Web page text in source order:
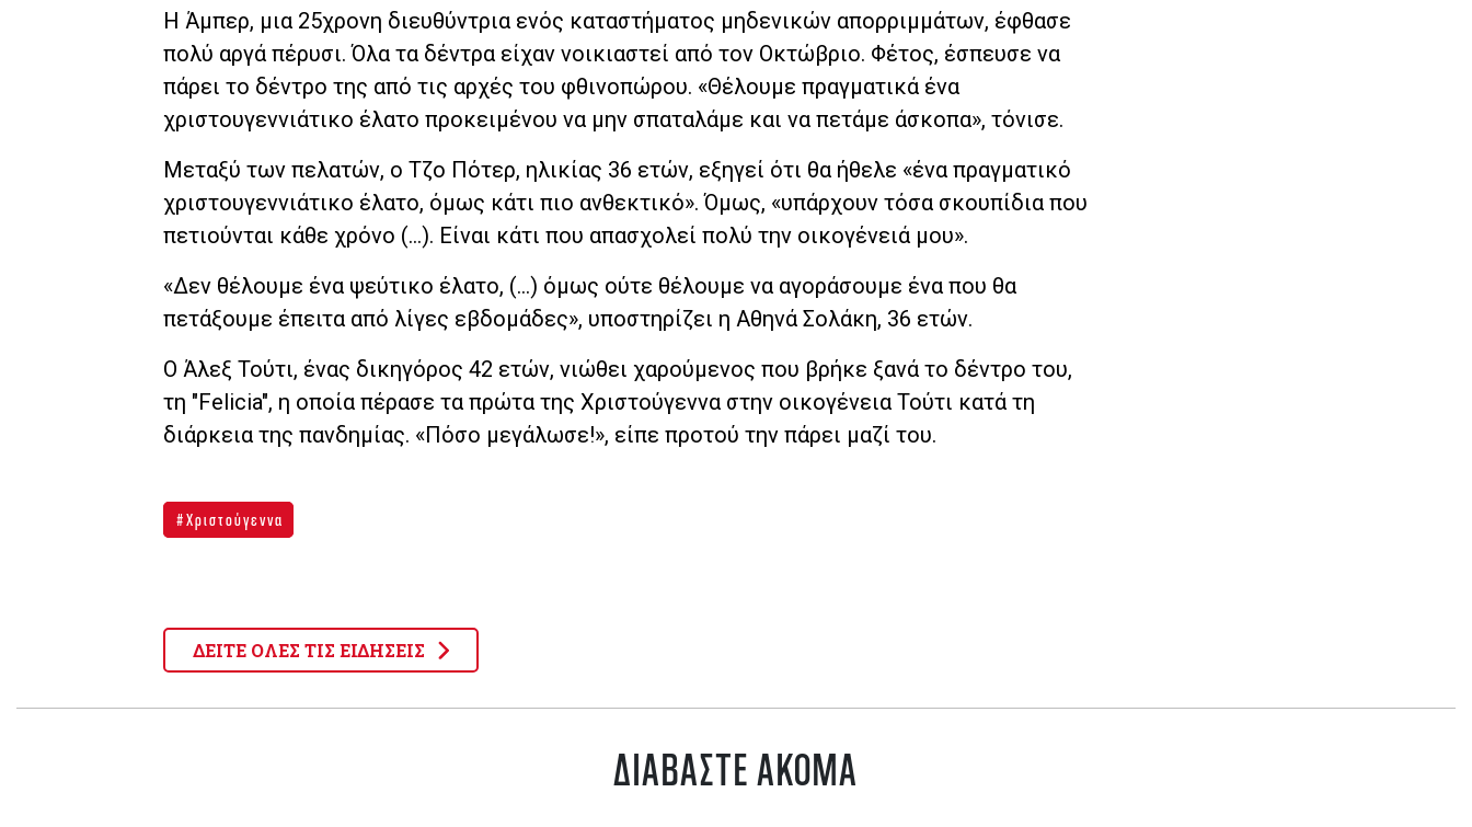
Η Άμπερ, μια 25χρονη διευθύντρια ενός καταστήματος μηδενικών απορριμμάτων, έφθασε
πολύ αργά πέρυσι. Όλα τα δέντρα είχαν νοικιαστεί από τον Οκτώβριο. Φέτος, έσπευσε να
πάρει το δέντρο της από τις αρχές του φθινοπώρου. «Θέλουμε πραγματικά ένα
χριστουγεννιάτικο έλατο προκειμένου να μην σπαταλάμε και να πετάμε άσκοπα», τόνισε.
Μεταξύ των πελατών, ο Τζο Πότερ, ηλικίας 36 ετών, εξηγεί ότι θα ήθελε «ένα πραγματικό
χριστουγεννιάτικο έλατο, όμως κάτι πιο ανθεκτικό». Όμως, «υπάρχουν τόσα σκουπίδια που
πετιούνται κάθε χρόνο (…). Είναι κάτι που απασχολεί πολύ την οικογένειά μου».
«Δεν θέλουμε ένα ψεύτικο έλατο, (…) όμως ούτε θέλουμε να αγοράσουμε ένα που θα
πετάξουμε έπειτα από λίγες εβδομάδες», υποστηρίζει η Αθηνά Σολάκη, 36 ετών.
Ο Άλεξ Τούτι, ένας δικηγόρος 42 ετών, νιώθει χαρούμενος που βρήκε ξανά το δέντρο του,
τη "Felicia", η οποία πέρασε τα πρώτα της Χριστούγεννα στην οικογένεια Τούτι κατά τη
διάρκεια της πανδημίας. «Πόσο μεγάλωσε!», είπε προτού την πάρει μαζί του.
Χριστούγεννα
ΔΕΙΤΕ ΟΛΕΣ ΤΙΣ ΕΙΔΗΣΕΙΣ
ΔΙΑΒΑΣΤΕ ΑΚΟΜΑ